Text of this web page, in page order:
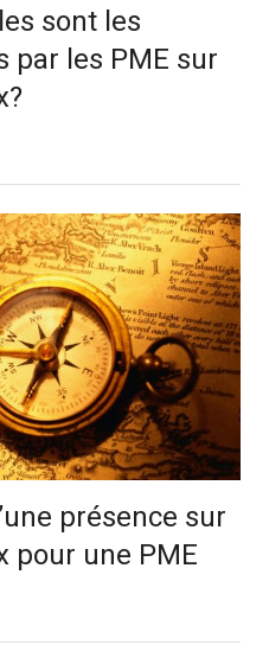
sont les
par les PME sur
présence sur
pour une PME